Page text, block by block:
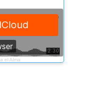
el Alma